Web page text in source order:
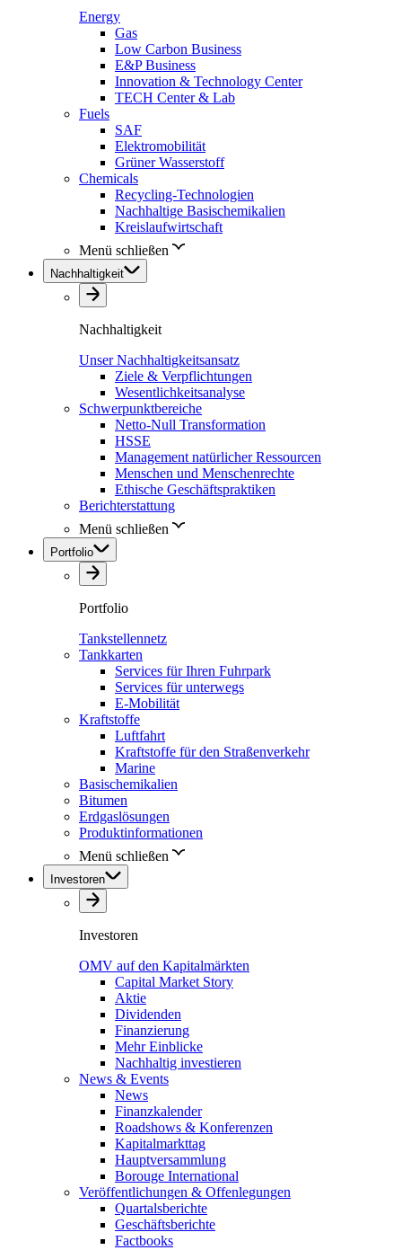
Energy
Gas
Low Carbon Business
E&P Business
Innovation & Technology Center
TECH Center & Lab
Fuels
SAF
Elektromobilität
Grüner Wasserstoff
Chemicals
Recycling-Technologien
Nachhaltige Basischemikalien
Kreislaufwirtschaft
Menü schließen
Nachhaltigkeit
Nachhaltigkeit
Unser Nachhaltigkeitsansatz
Ziele & Verpflichtungen
Wesentlichkeitsanalyse
Schwerpunktbereiche
Netto-Null Transformation
HSSE
Management natürlicher Ressourcen
Menschen und Menschenrechte
Ethische Geschäftspraktiken
Berichterstattung
Menü schließen
Portfolio
Portfolio
Tankstellennetz
Tankkarten
Services für Ihren Fuhrpark
Services für unterwegs
E-Mobilität
Kraftstoffe
Luftfahrt
Kraftstoffe für den Straßenverkehr
Marine
Basischemikalien
Bitumen
Erdgaslösungen
Produktinformationen
Menü schließen
Investoren
Investoren
OMV auf den Kapitalmärkten
Capital Market Story
Aktie
Dividenden
Finanzierung
Mehr Einblicke
Nachhaltig investieren
News & Events
News
Finanzkalender
Roadshows & Konferenzen
Kapitalmarkttag
Hauptversammlung
Borouge International
Veröffentlichungen & Offenlegungen
Quartalsberichte
Geschäftsberichte
Factbooks